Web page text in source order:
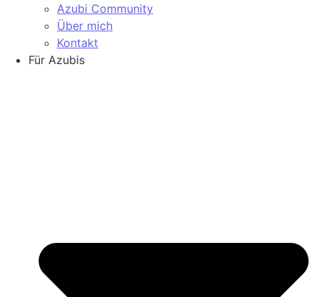
Azubi Community
Über mich
Kontakt
Für Azubis